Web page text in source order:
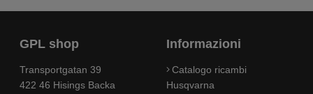
GPL shop
Transportgatan 39
422 46 Hisings Backa
Informazioni
Catalogo ricambi
Husqvarna